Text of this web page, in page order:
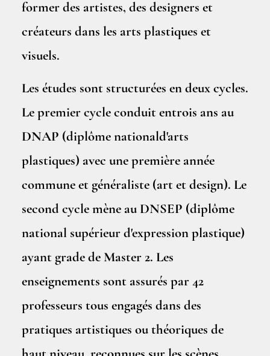
former des artistes, des designers et
créateurs dans les arts plastiques et
visuels.
Les études sont structurées en deux cycles.
Le premier cycle conduit entrois ans au
DNAP (diplôme nationald'arts
plastiques) avec une première année
commune et généraliste (art et design). Le
second cycle mène au DNSEP (diplôme
national supérieur d'expression plastique)
ayant grade de Master 2. Les
enseignements sont assurés par 42
professeurs tous engagés dans des
pratiques artistiques ou théoriques de